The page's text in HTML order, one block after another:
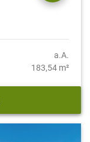
a.A.
183,54 m²